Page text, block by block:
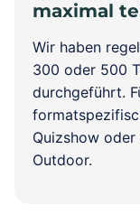
maximal
Wir haben
300 oder 500
durchgeführt.
Quizshow
Outdoor.